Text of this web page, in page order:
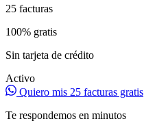
25 facturas
100% gratis
Sin tarjeta de crédito
Activo
Quiero mis 25 facturas gratis
Te respondemos en minutos